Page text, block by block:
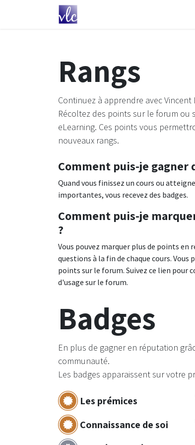
Se rendre au contenu
Rangs
Continuez à apprendre avec Vincent
Récoltez des points sur le forum ou
eLearning. Ces points vous
nouveaux rangs.
Comment puis-je gagner
Quand vous finissez un cours ou
importantes, vous recevez des badges.
Comment puis-je
?
Vous pouvez marquer plus de points en
questions à la fin de chaque cours. Vous
points sur le forum. Suivez ce lien pour
d'usage sur le forum.
Badges
En plus de gagner en réputation
communauté.
Les badges apparaissent sur votre
Les prémices
Connaissance de soi